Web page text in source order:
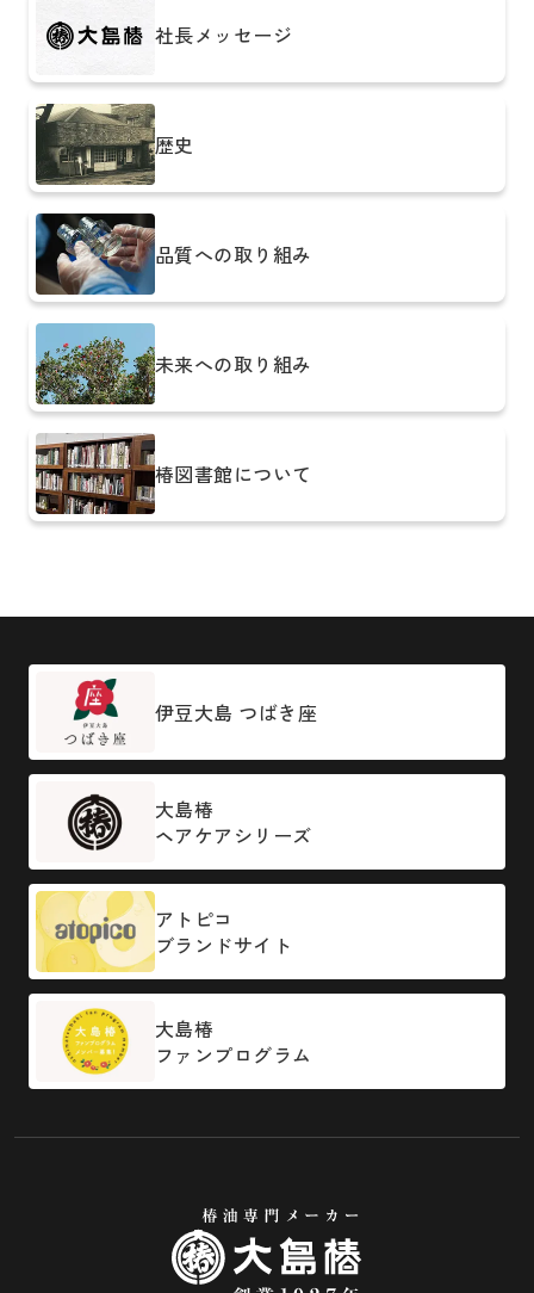
社長メッセージ
歴史
品質への取り組み
未来への取り組み
椿図書館について
伊豆大島 つばき座
大島椿
ヘアケアシリーズ
アトピコ
ブランドサイト
大島椿
ファンプログラム